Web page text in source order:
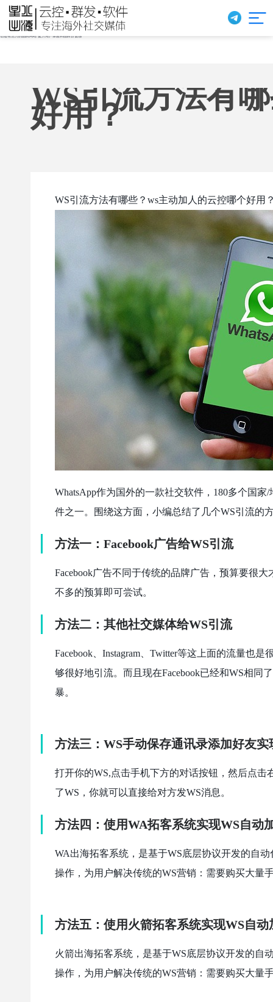
创造有活力的品牌网站 提升用户体验和品牌价值感
WS引流方法有
好用？
WS引流方法有哪些？ws主动加人的云控哪个好用
WhatsApp作为国外的一款社交软件，180多个国
件之一。围绕这方面，小编总结了几个WS引流的
方法一：Facebook广告给WS引流
Facebook广告不同于传统的品牌广告，预算要很
不多的预算即可尝试。
方法二：其他社交媒体给WS引流
Facebook、Instagram、Twitter等这上面的流量也
够很好地引流。而且现在Facebook已经和WS相同
暴。
方法三：WS手动保存通讯录添加好友实
打开你的WS,点击手机下方的对话按钮，然后点
了WS，你就可以直接给对方发WS消息。
方法四： 使用WA拓客系统实现WS自动
WA出海拓客系统，是基于WS底层协议开发的自
操作，为用户解决传统的WS营销：需要购买大量
方法五： 使用火箭拓客系统实现WS自动
火箭出海拓客系统，是基于WS底层协议开发的自
操作，为用户解决传统的WS营销：需要购买大量